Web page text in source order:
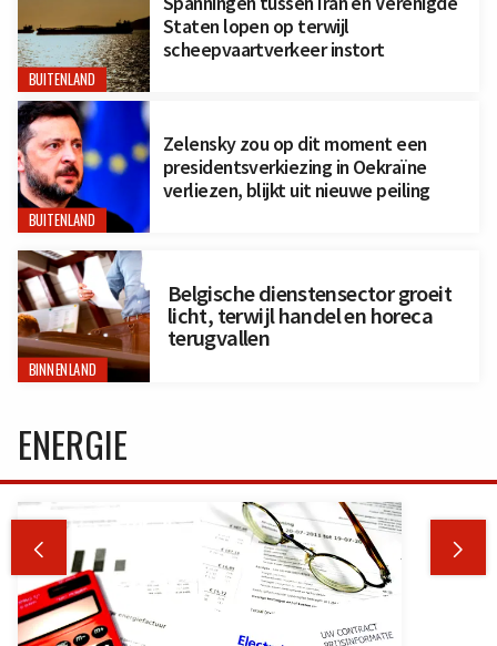
BUITENLAND
Staten lopen op terwijl
scheepvaartverkeer instort
BUITENLAND
Zelensky zou op dit moment een
presidentsverkiezing in Oekraïne
verliezen, blijkt uit nieuwe peiling
BINNENLAND
Belgische dienstensector groeit
licht, terwijl handel en horeca
terugvallen
ENERGIE
 